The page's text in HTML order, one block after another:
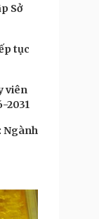
Sở
tục
viên
2031
Ngành